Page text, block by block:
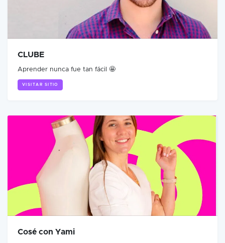
CLUBE
Aprender nunca fue tan fácil 🤩
VISITAR SITIO
Cosé con Yami